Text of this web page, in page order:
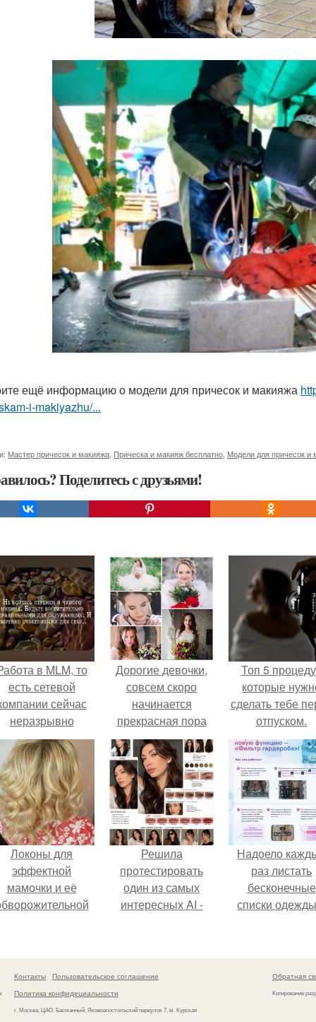
ещё информацию о модели для причесок и макияжа
i-makiyazhu/...
Мастер причесок и макияжа Прическа и макияж бесплатно Модели для причесок и
Поделитесь с друзьями!
в MLM, то
есть сетевой
сейчас
неразрывно
с создание
своего контента,
страницы в
соц сетях.
Дорогие девочки,
совсем скоро
начинается
прекрасная пора
свадеб.
Топ 5
которые
сделать тебе
отпуском.
Локоны для
эффектной
мамочки и её
Решила
протестировать
один из самых
интересных AI -
Надоело
раз листать
бесконечные
списки
кусочкам?
Контакты
Пользовательское соглашение
Политика конфидециальности
г. Москва, ЦАО, Басманный, Яковоапостольский переулок 7, м. Курская
Обратная
Копирование